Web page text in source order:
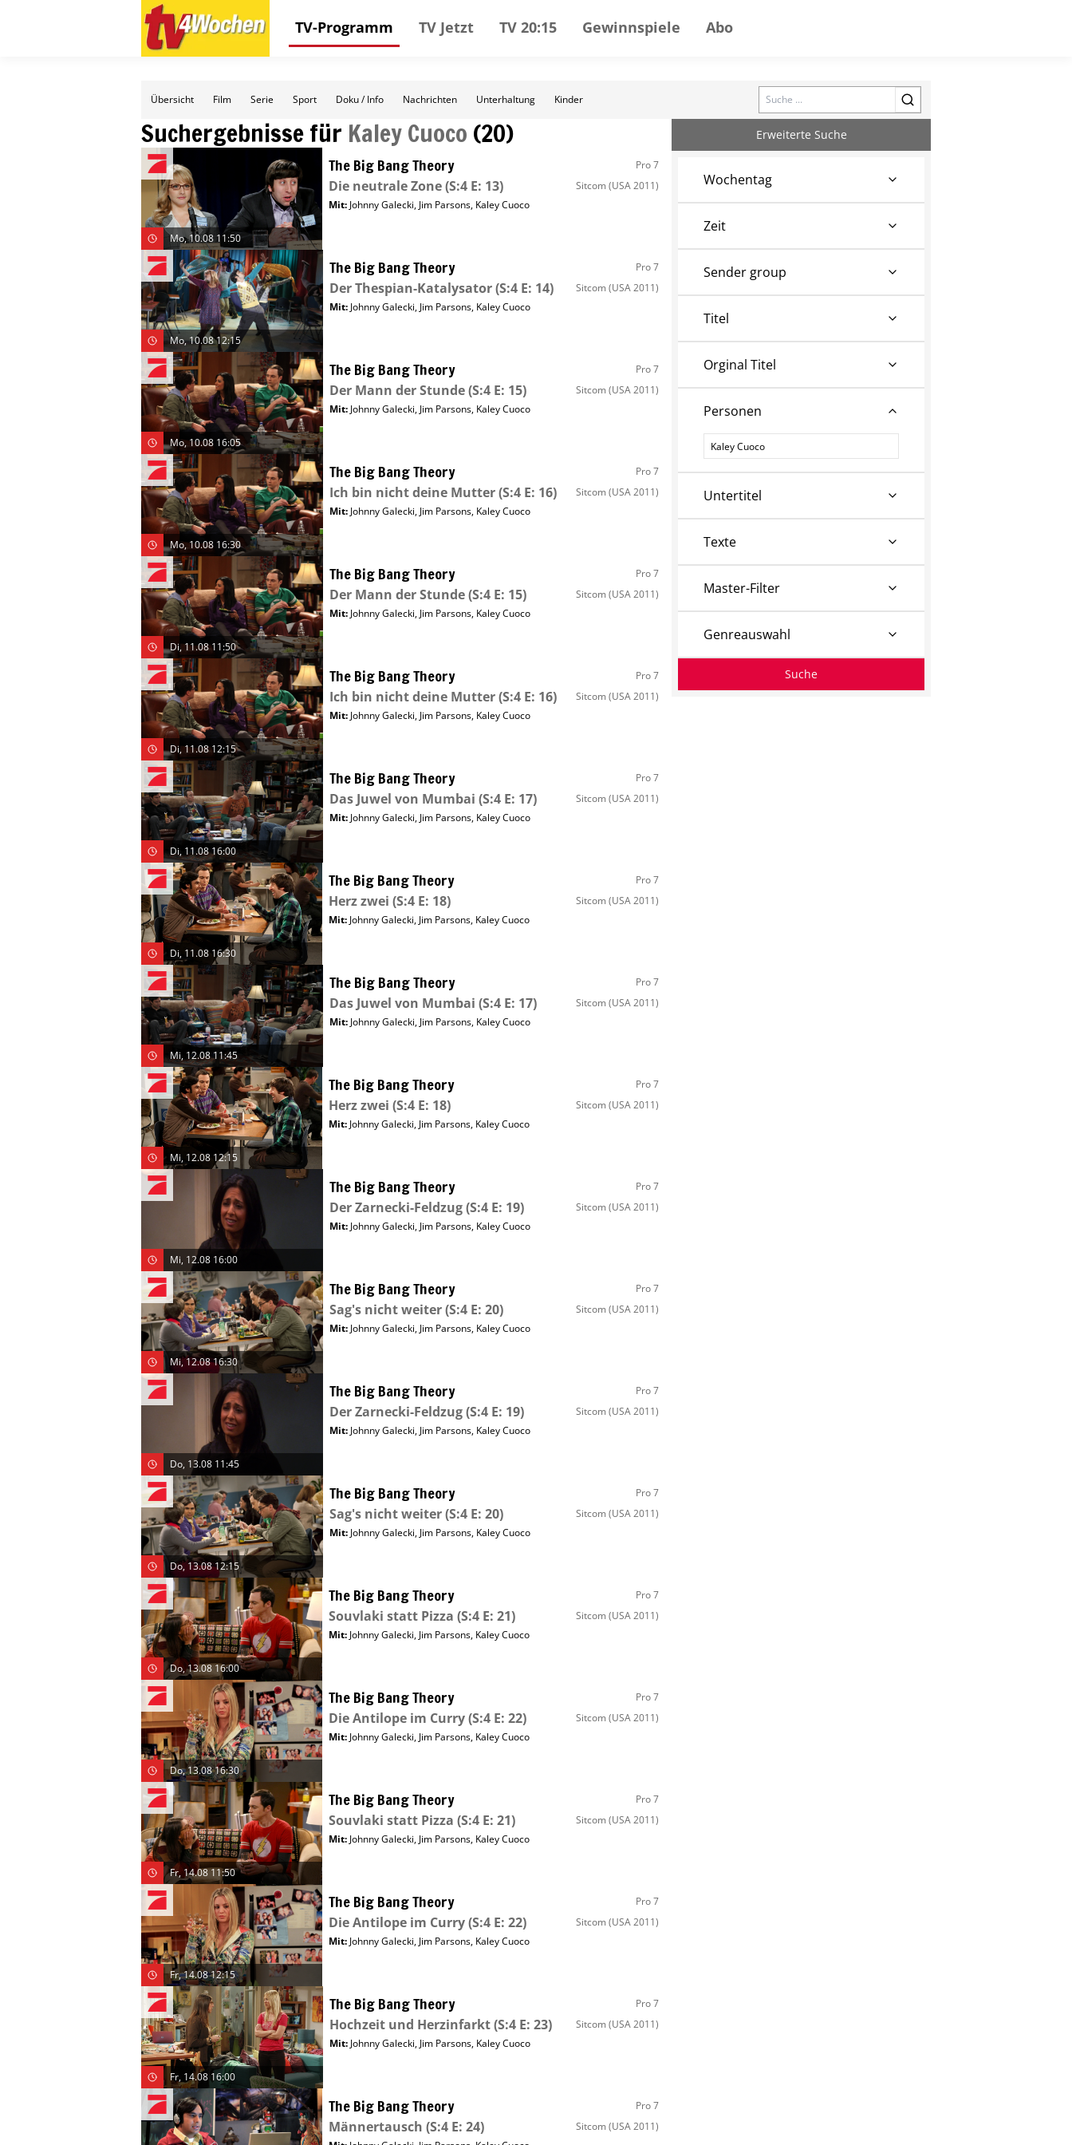
TV-Programm TV Jetzt TV 20:15 Gewinnspiele Abo
Übersicht Film Serie Sport Doku / Info Nachrichten Unterhaltung Kinder Search
Suchergebnisse für Kaley Cuoco (20)
Mo, 10.08 11:50
The Big Bang Theory Pro 7
Die neutrale Zone(S:4 E: 13) Sitcom (USA 2011)
Mit: Johnny Galecki, Jim Parsons, Kaley Cuoco
Mo, 10.08 12:15
The Big Bang Theory Pro 7
Der Thespian-Katalysator(S:4 E: 14) Sitcom (USA 2011)
Mit: Johnny Galecki, Jim Parsons, Kaley Cuoco
Mo, 10.08 16:05
The Big Bang Theory Pro 7
Der Mann der Stunde(S:4 E: 15) Sitcom (USA 2011)
Mit: Johnny Galecki, Jim Parsons, Kaley Cuoco
Mo, 10.08 16:30
The Big Bang Theory Pro 7
Ich bin nicht deine Mutter(S:4 E: 16) Sitcom (USA 2011)
Mit: Johnny Galecki, Jim Parsons, Kaley Cuoco
Di, 11.08 11:50
The Big Bang Theory Pro 7
Der Mann der Stunde(S:4 E: 15) Sitcom (USA 2011)
Mit: Johnny Galecki, Jim Parsons, Kaley Cuoco
Di, 11.08 12:15
The Big Bang Theory Pro 7
Ich bin nicht deine Mutter(S:4 E: 16) Sitcom (USA 2011)
Mit: Johnny Galecki, Jim Parsons, Kaley Cuoco
Di, 11.08 16:00
The Big Bang Theory Pro 7
Das Juwel von Mumbai (S:4 E: 17) Sitcom (USA 2011)
Mit: Johnny Galecki, Jim Parsons, Kaley Cuoco
Di, 11.08 16:30
The Big Bang Theory Pro 7
Herz zwei (S:4 E: 18) Sitcom (USA 2011)
Mit: Johnny Galecki, Jim Parsons, Kaley Cuoco
Mi, 12.08 11:45
The Big Bang Theory Pro 7
Das Juwel von Mumbai (S:4 E: 17) Sitcom (USA 2011)
Mit: Johnny Galecki, Jim Parsons, Kaley Cuoco
Mi, 12.08 12:15
The Big Bang Theory Pro 7
Herz zwei (S:4 E: 18) Sitcom (USA 2011)
Mit: Johnny Galecki, Jim Parsons, Kaley Cuoco
Mi, 12.08 16:00
The Big Bang Theory Pro 7
Der Zarnecki-Feldzug(S:4 E: 19) Sitcom (USA 2011)
Mit: Johnny Galecki, Jim Parsons, Kaley Cuoco
Mi, 12.08 16:30
The Big Bang Theory Pro 7
Sag's nicht weiter(S:4 E: 20) Sitcom (USA 2011)
Mit: Johnny Galecki, Jim Parsons, Kaley Cuoco
Do, 13.08 11:45
The Big Bang Theory Pro 7
Der Zarnecki-Feldzug(S:4 E: 19) Sitcom (USA 2011)
Mit: Johnny Galecki, Jim Parsons, Kaley Cuoco
Do, 13.08 12:15
The Big Bang Theory Pro 7
Sag's nicht weiter(S:4 E: 20) Sitcom (USA 2011)
Mit: Johnny Galecki, Jim Parsons, Kaley Cuoco
Do, 13.08 16:00
The Big Bang Theory Pro 7
Souvlaki statt Pizza (S:4 E: 21) Sitcom (USA 2011)
Mit: Johnny Galecki, Jim Parsons, Kaley Cuoco
Do, 13.08 16:30
The Big Bang Theory Pro 7
Die Antilope im Curry(S:4 E: 22) Sitcom (USA 2011)
Mit: Johnny Galecki, Jim Parsons, Kaley Cuoco
Fr, 14.08 11:50
The Big Bang Theory Pro 7
Souvlaki statt Pizza (S:4 E: 21) Sitcom (USA 2011)
Mit: Johnny Galecki, Jim Parsons, Kaley Cuoco
Fr, 14.08 12:15
The Big Bang Theory Pro 7
Die Antilope im Curry(S:4 E: 22) Sitcom (USA 2011)
Mit: Johnny Galecki, Jim Parsons, Kaley Cuoco
Fr, 14.08 16:00
The Big Bang Theory Pro 7
Hochzeit und Herzinfarkt(S:4 E: 23) Sitcom (USA 2011)
Mit: Johnny Galecki, Jim Parsons, Kaley Cuoco
The Big Bang Theory Pro 7
Männertausch (S:4 E: 24) Sitcom (USA 2011)
Erweiterte Suche
Wochentag
Zeit
Sender group
Titel
Orginal Titel
Personen
Personen
Untertitel
Texte
Master-Filter
Genreauswahl
Suche